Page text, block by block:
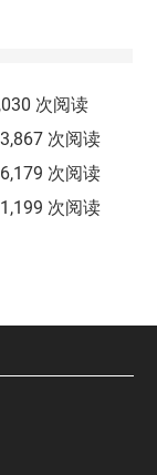
次阅读
次阅读
次阅读
次阅读